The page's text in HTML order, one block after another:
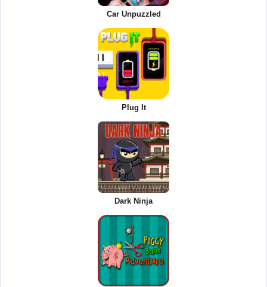
Car Unpuzzled
Plug It
Dark Ninja